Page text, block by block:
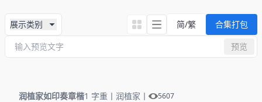
展示类别 简/繁
合集打包
预览
润植家如印奏章楷1 字重 丨 润植家 丨 5607